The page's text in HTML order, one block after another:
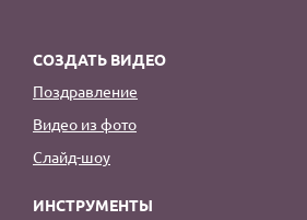
СОЗДАТЬ ВИДЕО
Поздравление
Видео из фото
Слайд-шоу
ИНСТРУМЕНТЫ